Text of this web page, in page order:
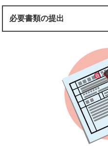
必要書類の提出